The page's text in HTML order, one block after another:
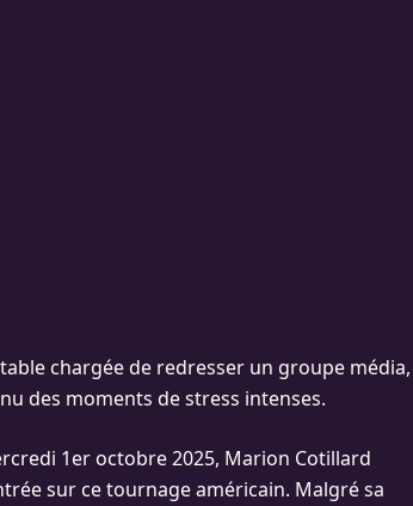
chargée de redresser un groupe média,
des moments de stress intenses.
1er octobre 2025, Marion Cotillard
sur ce tournage américain. Malgré sa